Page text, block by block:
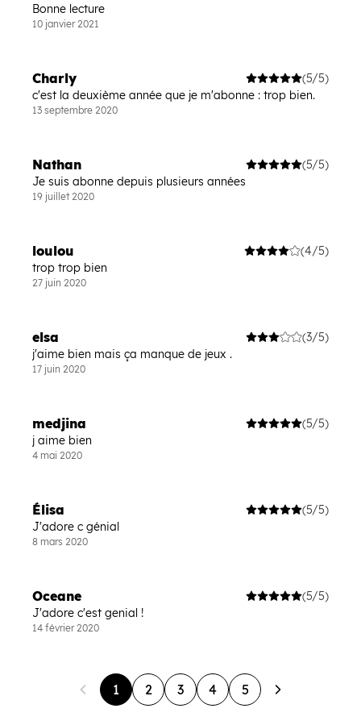
Bonne lecture
10 janvier 2021
Charly
(5/5)
c'est la deuxième année que je m'abonne : trop bien.
13 septembre 2020
Nathan
(5/5)
Je suis abonne depuis plusieurs années
19 juillet 2020
loulou
(4/5)
trop trop bien
27 juin 2020
elsa
(3/5)
j'aime bien mais ça manque de jeux .
17 juin 2020
medjina
(5/5)
j aime bien
4 mai 2020
Élisa
(5/5)
J'adore c génial
8 mars 2020
Oceane
(5/5)
J'adore c'est genial !
14 février 2020
1 2 3 4 5